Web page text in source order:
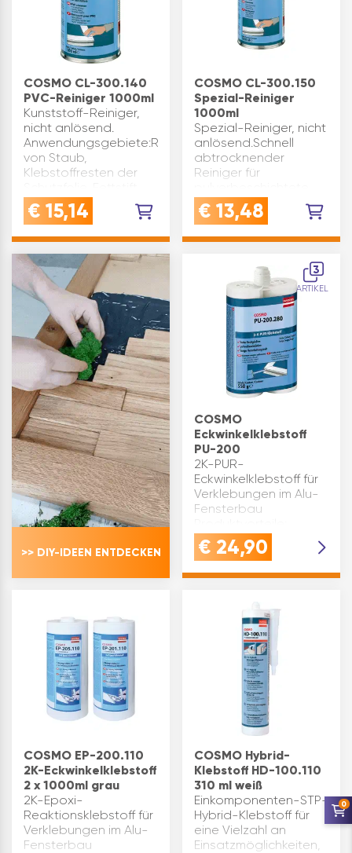
COSMO CL-300.140
PVC-Reiniger 1000ml
Kunststoff-Reiniger,
nicht anlösend.
Anwendungsgebiete:Reinigung
von Staub,
Klebstoffresten der
Gummispuren,
frischem PUR-Schaum
Dichtstoffresten sowie
Teer-/ B…
€ 15,14
COSMO CL-300.150
Spezial-Reiniger
1000ml
Spezial-Reiniger, nicht
anlösend.Schnell
abtrocknender
Reiniger für
und eloxierte
Oberflächen. Entfernt
von der
Eckwinkelverklebung,
Staub, Klebstoffrest
€ 13,48
>> DIY-IDEEN ENTDECKEN
3
ARTIKEL
COSMO
Eckwinkelklebstoff
PU-200
2K-PUR-
Eckwinkelklebstoff für
Verklebungen im Alu-
Fensterbau
breites
Haftungsspektrum zu
Werkstoffen einfaches
Verarbeitungszeit
kontrollierte Du…
€ 24,90
COSMO EP-200.110
2K-Eckwinkelklebstoff
2 x 1000ml grau
2K-Epoxi-
Reaktionsklebstoff für
Verklebungen im Alu-
Fensterbau
COSMO Hybrid-
Klebstoff HD-100.110
310 ml weiß
Einkomponenten-STP-
Hybrid-Klebstoff für
eine Vielzahl an
Einsatzmöglichkeiten,
0